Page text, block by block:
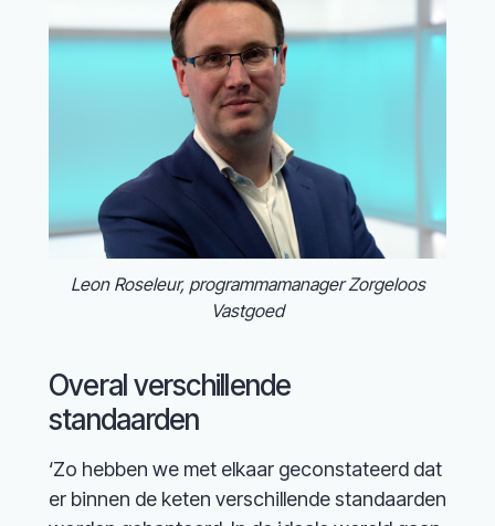
Leon Roseleur, programmamanager Zorgeloos
Vastgoed
Overal verschillende
standaarden
‘Zo hebben we met elkaar geconstateerd dat
er binnen de keten verschillende standaarden